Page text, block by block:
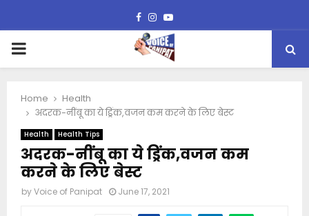
Facebook
Instagram
Youtube
PRIMARY
Home
Health
अदरक-नींबू का ये ड्रिंक,वजन कम करने के लिए बेस्ट
Health Health Tips
अदरक-नींबू का ये ड्रिंक,वजन कम
करने के लिए बेस्ट
byVoice of Panipat June 17, 2021